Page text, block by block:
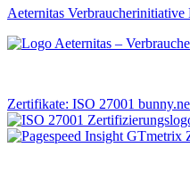
Aeternitas Verbraucherinitiative
Zertifikate: ISO 27001